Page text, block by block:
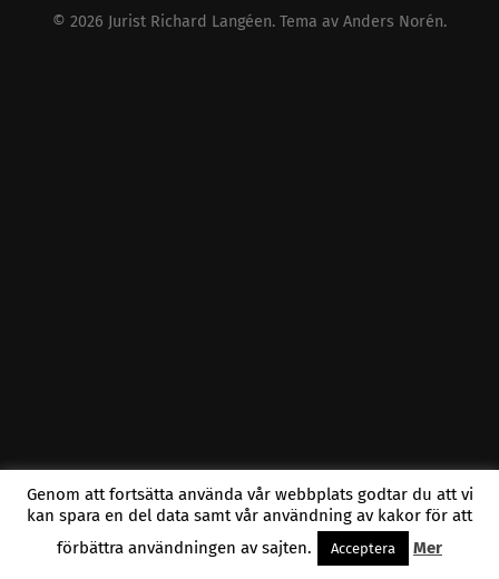
© 2026 Jurist Richard Langéen. Tema av Anders Norén.
Genom att fortsätta använda vår webbplats godtar du att vi
kan spara en del data samt vår användning av kakor för att
förbättra användningen av sajten.
Acceptera Mer